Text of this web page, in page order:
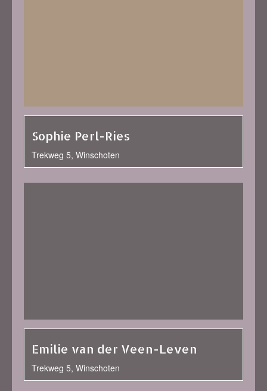
Sophie Perl-Ries
Trekweg 5, Winschoten
Emilie van der Veen-Leven
Trekweg 5, Winschoten